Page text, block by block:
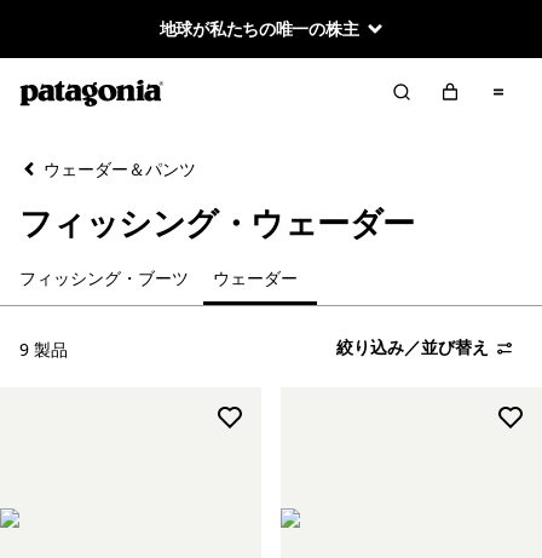
地球が私たちの唯一の株主
絞り込み／並び替え
絞り込み
カテゴリー
フィッシング・ブーツ
ウェーダー
絞り込み
ウェーダー＆パンツ
フィッシング・ウェーダー
フィッシング・ブーツ ウェーダー
9 製品 絞り込み／並び替え